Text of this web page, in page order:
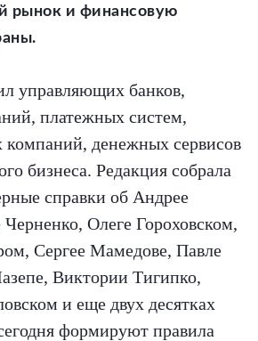
рынок и финансовую
управляющих банков,
платежных систем,
денежных сервисов
бизнеса. Редакция собрала
справки об Андрее
Олеге Гороховском,
Сергее Мамедове, Павле
Виктории Тигипко,
и еще двух десятках
формируют правила